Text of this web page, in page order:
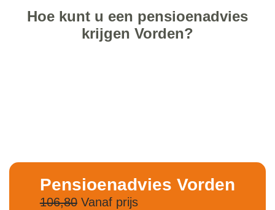
Hoe kunt u een pensioenadvies
krijgen Vorden?
Pensioenadvies Vorden
106,80Vanaf prijs